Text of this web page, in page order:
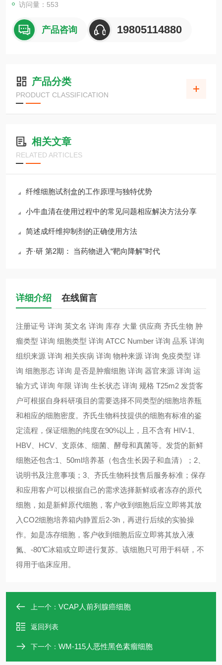
访问量：553
产品咨询 19805114880
产品分类
PRODUCT CLASSIFICATION
相关文章
RELATED ARTICLES
纤维细胞试剂盒的工作原理与独特优势
小牛血清在使用过程中的常见问题相应解决方法分享
简述成纤维抑制剂的正确使用方法
齐·研 第2期： 当药物进入“靶向降解”时代
详细介绍 在线留言
注册证号 详询 英文名 详询 库存 大量 供应商 齐氏生物 肿
瘤类型 详询 细胞类型 详询 ATCC Number 详询 品系 详询
组织来源 详询 相关疾病 详询 物种来源 详询 免疫类型 详
询 细胞形态 详询 是否是肿瘤细胞 详询 器官来源 详询 运
输方式 详询 年限 详询 生长状态 详询 规格 T25m2 发货客
户可根据自身科研项目的需要选择不同类型的细胞培养瓶
和相应的细胞密度。齐氏生物科技提供的细胞有标准的鉴
定流程，保证细胞的纯度在90%以上，且不含有 HIV-1、
HBV、HCV、支原体、细菌、酵母和真菌等。发货的新鲜
细胞还包含:1、50ml培养基（包含生长因子和血清）；2、
说明书及注意事项；3、齐氏生物科技售后服务标准；保存
和应用客户可以根据自己的需求选择新鲜或者冻存的原代
细胞，如是新鲜原代细胞，客户收到细胞后应立即将其放
入CO2细胞培养箱内静置后2-3h，再进行后续的实验操
作。如是冻存细胞，客户收到细胞后应立即将其放入液
氮、-80℃冰箱或立即进行复苏。该细胞只可用于科研，不
得用于临床应用。
上一个： VCAP人前列腺癌细胞
返回列表
下一个： WM-115人恶性黑色素瘤细胞